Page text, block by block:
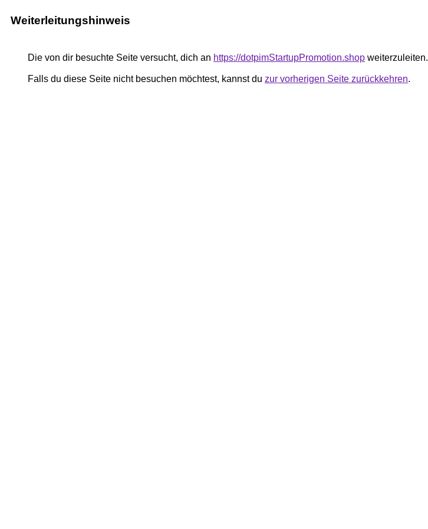
Weiterleitungshinweis
Die von dir besuchte Seite versucht, dich an https://dotpimStartupPromotion.shop weiterzuleiten.
Falls du diese Seite nicht besuchen möchtest, kannst du zur vorherigen Seite zurückkehren.